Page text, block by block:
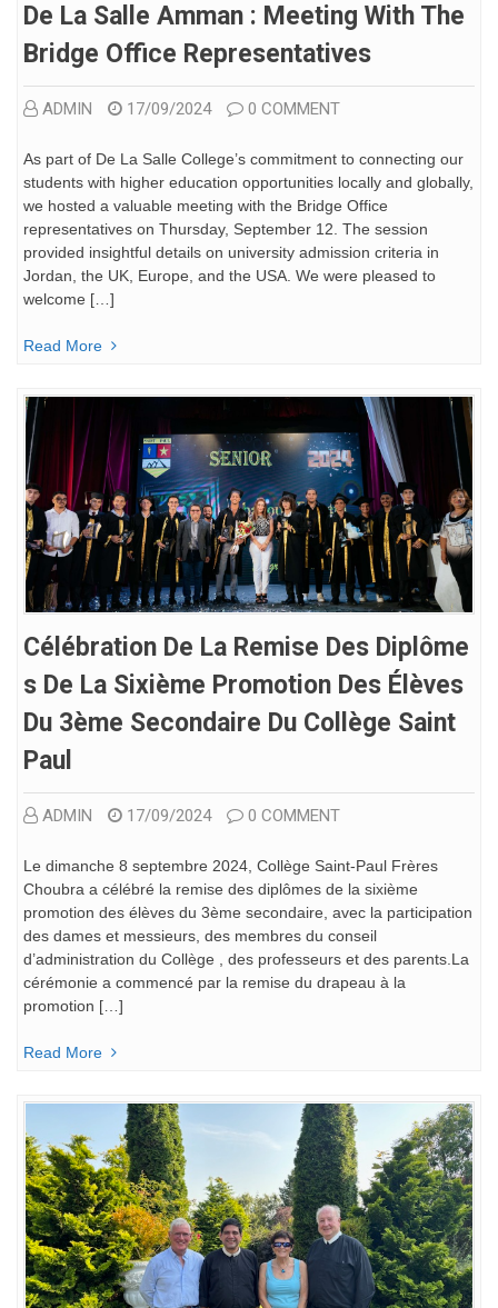
De La Salle Amman : Meeting With The
Bridge Office Representatives
ADMIN 17/09/2024 0 COMMENT
As part of De La Salle College’s commitment to connecting our
students with higher education opportunities locally and globally,
we hosted a valuable meeting with the Bridge Office
representatives on Thursday, September 12. The session
provided insightful details on university admission criteria in
Jordan, the UK, Europe, and the USA. We were pleased to
welcome […]
Read More
Célébration De La Remise Des Diplôme
S De La Sixième Promotion Des Élèves
Du 3ème Secondaire Du Collège Saint
Paul
ADMIN 17/09/2024 0 COMMENT
Le dimanche 8 septembre 2024, Collège Saint-Paul Frères
Choubra a célébré la remise des diplômes de la sixième
promotion des élèves du 3ème secondaire, avec la participation
des dames et messieurs, des membres du conseil
d’administration du Collège , des professeurs et des parents.La
cérémonie a commencé par la remise du drapeau à la
promotion […]
Read More